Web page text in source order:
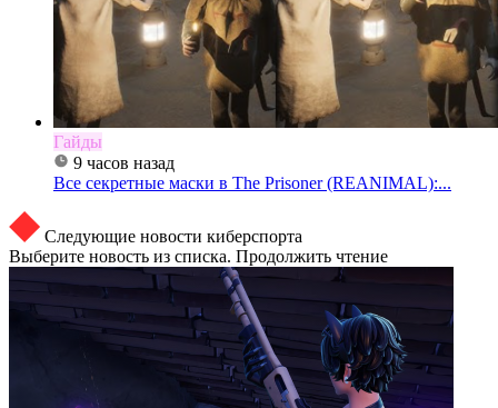
Гайды
9 часов назад
Все секретные маски в The Prisoner (REANIMAL):...
Следующие новости киберспорта
Выберите новость из списка. Продолжить чтение